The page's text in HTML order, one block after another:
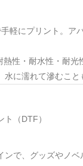
軽にプリント。ア
熱性・耐水性・耐光
水に濡れて滲むこと
（DTF）
ンで、グッズやノベ